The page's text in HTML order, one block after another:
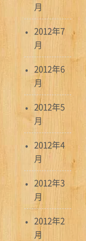
月
2012年7
月
2012年6
月
2012年5
月
2012年4
月
2012年3
月
2012年2
月